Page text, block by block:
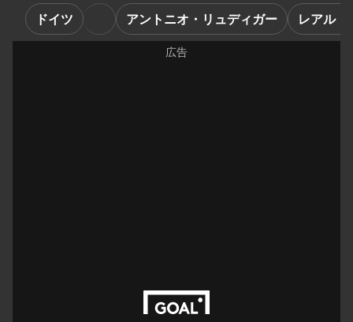
ドイツ アントニオ・リュディガー レアル